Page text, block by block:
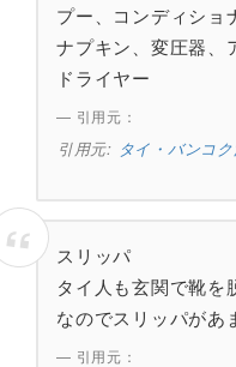
プー、コンディショ
ナプキン、変圧器、
ドライヤー
引用元：
タイ・バンコ
スリッパ
タイ人も玄関で靴を
なのでスリッパがあ
引用元：